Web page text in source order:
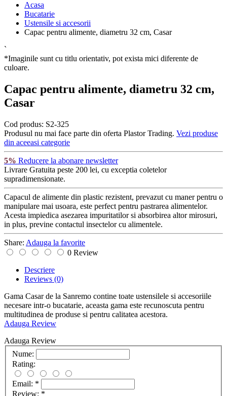
Acasa
Bucatarie
Ustensile si accesorii
Capac pentru alimente, diametru 32 cm, Casar
`
*Imaginile sunt cu titlu orientativ, pot exista mici diferente de
culoare.
Capac pentru alimente, diametru 32 cm,
Casar
Cod produs: S2-325
Produsul nu mai face parte din oferta Plastor Trading. Vezi produse
din aceeasi categorie
5% Reducere la abonare newsletter
Livrare Gratuita peste 200 lei, cu exceptia coletelor
supradimensionate.
Capacul de alimente din plastic rezistent, prevazut cu maner pentru o
manipulare mai usoara, este perfect pentru pastrarea alimentelor.
Acesta impiedica asezarea impuritatilor si absorbirea altor mirosuri,
in plus, previne contactul insectelor cu alimentele.
Share: Adauga la favorite
0 Review
Descriere
Reviews (0)
Gama Casar de la Sanremo contine toate ustensilele si accesoriile
necesare intr-o bucatarie, aceasta gama este recunoscuta pentru
multitudinea de produse si pentru calitatea acestora.
Adauga Review
Adauga Review
Nume:
Rating:
Email: *
Review: *